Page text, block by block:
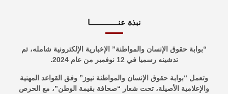
نبذة عنـــــــــــا
“بوابة حقوق الإنسان والمواطنة” الإخبارية الإلكترونية شامله، تم
تدشينه رسميا في 12 نوفمبر من عام 2024.
وتعمل “بوابة حقوق الإنسان والمواطنة نيوز” وفق القواعد المهنية
والإعلامية الأصيلة، تحت شعار “صحافة بقيمة الوطن”، مع الحرص